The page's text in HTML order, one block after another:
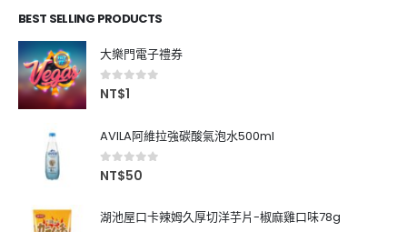
BEST SELLING PRODUCTS
大樂門電子禮券
0out of 5
NT$1
AVILA阿維拉強碳酸氣泡水500ml
0out of 5
NT$50
湖池屋口卡辣姆久厚切洋芋片-椒麻雞口味78g